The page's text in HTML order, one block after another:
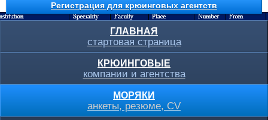
Регистрация для крюинговых агентств
ГЛАВНАЯ
стартовая страница
КРЮИНГОВЫЕ
компании и агентства
МОРЯКИ
анкеты, резюме, CV